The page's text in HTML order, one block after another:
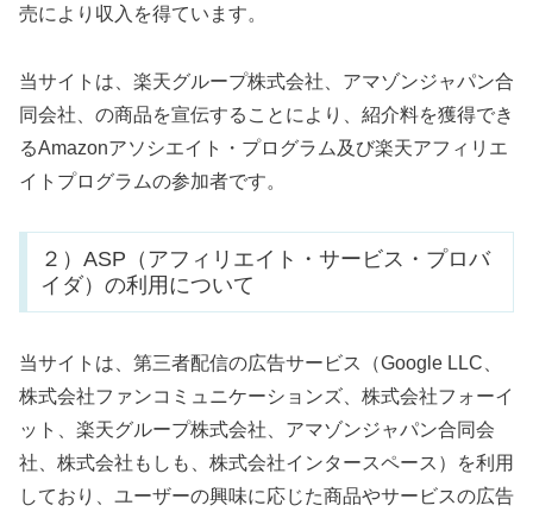
売により収入を得ています。
当サイトは、楽天グループ株式会社、アマゾンジャパン合
同会社、の商品を宣伝することにより、紹介料を獲得でき
るAmazonアソシエイト・プログラム及び楽天アフィリエ
イトプログラムの参加者です。
２）ASP（アフィリエイト・サービス・プロバ
イダ）の利用について
当サイトは、第三者配信の広告サービス（Google LLC、
株式会社ファンコミュニケーションズ、株式会社フォーイ
ット、楽天グループ株式会社、アマゾンジャパン合同会
社、株式会社もしも、株式会社インタースペース ）を利用
しており、ユーザーの興味に応じた商品やサービスの広告